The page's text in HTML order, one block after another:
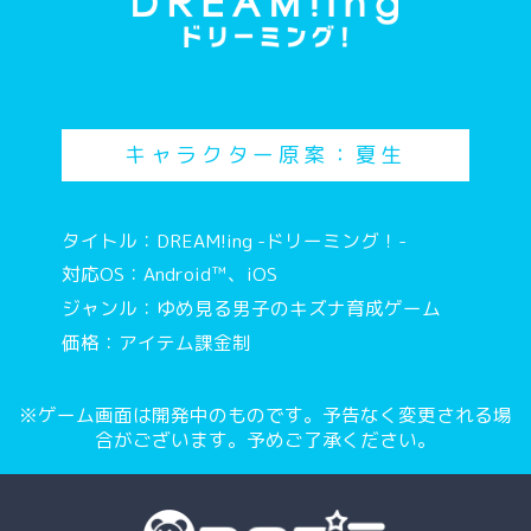
キャラクター原案：夏生
タイトル：DREAM!ing -ドリーミング！-
対応OS：Android™、iOS
ジャンル：ゆめ見る男子のキズナ育成ゲーム
価格：アイテム課金制
※ゲーム画面は開発中のものです。予告なく変更される場
合がございます。予めご了承ください。